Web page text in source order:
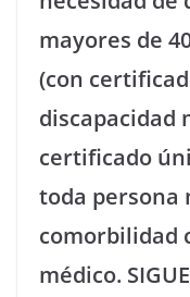
mayores de
(con
discapacidad
certificado
toda persona
comorbilidad
médico.